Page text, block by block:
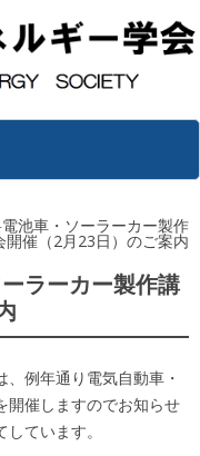
池車・ソーラーカー製作
開催（2月23日）のご案内
ラーカー製作講
例年通り電気自動車・
開催しますのでお知らせ
ています。